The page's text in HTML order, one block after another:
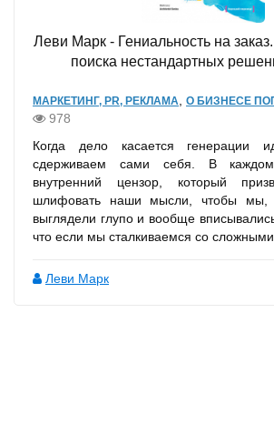
Леви Марк - Гениальность на
поиска нестандартных
МАРКЕТИНГ, PR, РЕКЛАМА О БИЗНЕСЕ
978
Когда дело касается генерации
сдерживаем сами себя. В
внутренний цензор, который
шлифовать наши мысли, чтобы мы,
выглядели глупо и вообще
что если мы сталкиваемся со
Леви Марк